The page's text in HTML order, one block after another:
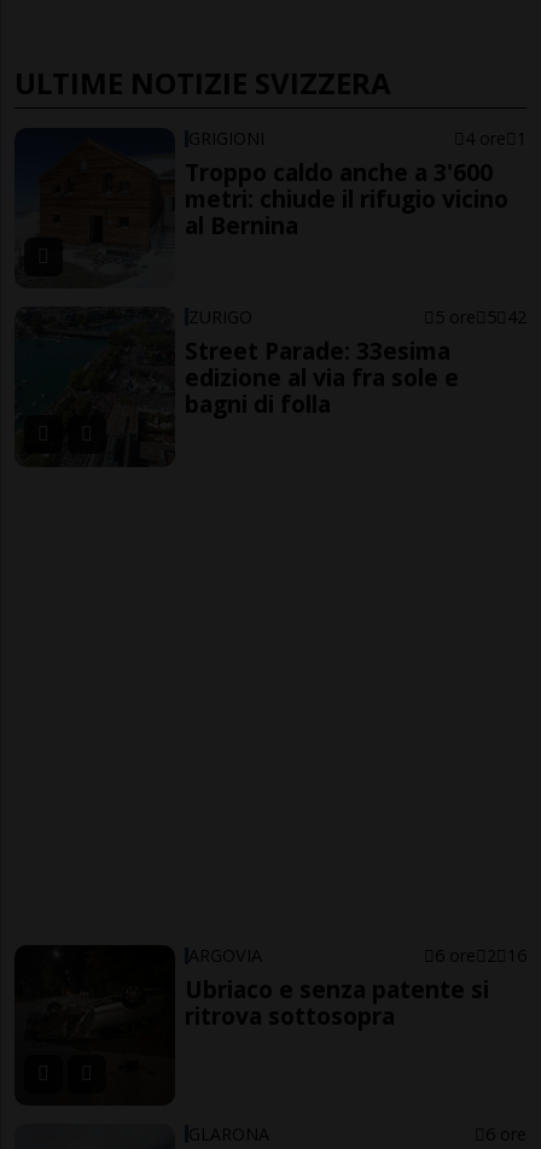
ULTIME NOTIZIE SVIZZERA
GRIGIONI 4 ore 1
Troppo caldo anche a 3'600
metri: chiude il rifugio vicino
al Bernina
ZURIGO 5 ore 5 42
Street Parade: 33esima
edizione al via fra sole e
bagni di folla
ARGOVIA 6 ore 2 16
Ubriaco e senza patente si
ritrova sottosopra
GLARONA 6 ore